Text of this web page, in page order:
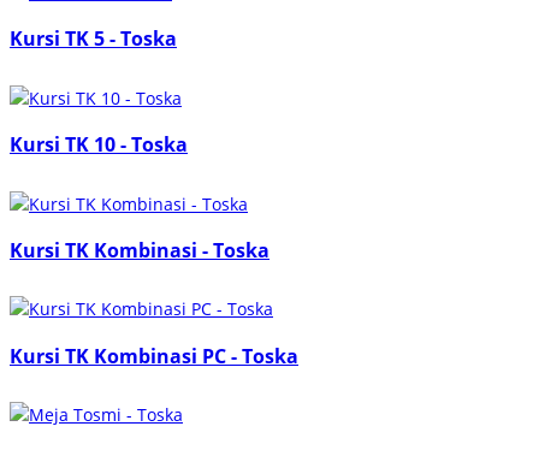
Kursi TK 5 - Toska
Kursi TK 10 - Toska
Kursi TK Kombinasi - Toska
Kursi TK Kombinasi PC - Toska